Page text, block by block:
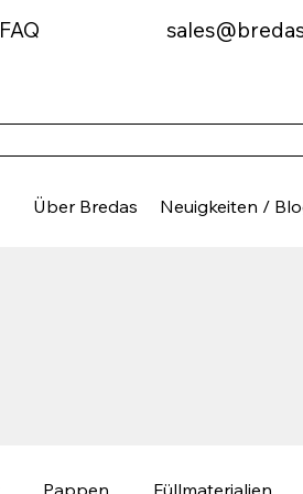
Über Bredas Neuigkeiten /
FAQ
Pappen Füllmaterialien